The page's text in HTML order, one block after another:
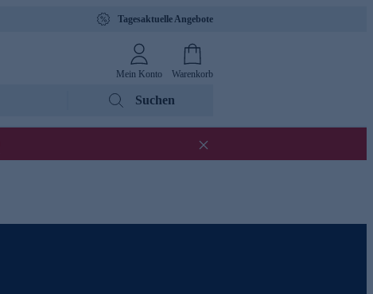
Tagesaktuelle Angebote
Mein Konto Warenkorb
Suchen